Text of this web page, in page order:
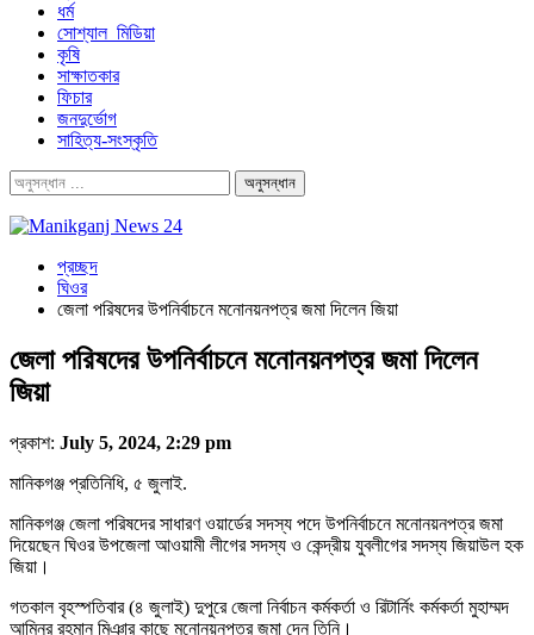
ধর্ম
সোশ্যাল_মিডিয়া
কৃষি
সাক্ষাতকার
ফিচার
জনদুর্ভোগ
সাহিত্য-সংস্কৃতি
প্রচ্ছদ
ঘিওর
জেলা পরিষদের উপনির্বাচনে মনোনয়নপত্র জমা দিলেন জিয়া
জেলা পরিষদের উপনির্বাচনে মনোনয়নপত্র জমা দিলেন
জিয়া
প্রকাশ: July 5, 2024, 2:29 pm
মানিকগঞ্জ প্রতিনিধি, ৫ জুলাই.
মানিকগঞ্জ জেলা পরিষদের সাধারণ ওয়ার্ডের সদস্য পদে উপনির্বাচনে মনোনয়নপত্র জমা
দিয়েছেন ঘিওর উপজেলা আওয়ামী লীগের সদস্য ও কেন্দ্রীয় যুবলীগের সদস্য জিয়াউল হক
জিয়া।
গতকাল বৃহস্পতিবার (৪ জুলাই) দুপুরে জেলা নির্বাচন কর্মকর্তা ও রিটার্নিং কর্মকর্তা মুহাম্মদ
আমিনুর রহমান মিঞার কাছে মনোনয়নপত্র জমা দেন তিনি।